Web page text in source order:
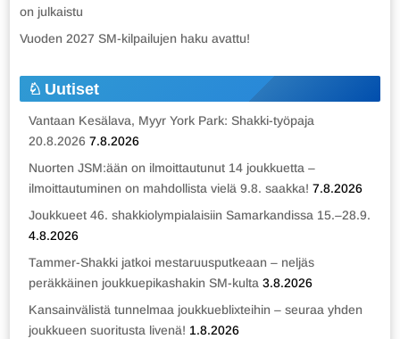
on julkaistu
Vuoden 2027 SM-kilpailujen haku avattu!
Uutiset
Vantaan Kesälava, Myyr York Park: Shakki-työpaja
20.8.2026 7.8.2026
Nuorten JSM:ään on ilmoittautunut 14 joukkuetta –
ilmoittautuminen on mahdollista vielä 9.8. saakka! 7.8.2026
Joukkueet 46. shakkiolympialaisiin Samarkandissa 15.–28.9.
4.8.2026
Tammer-Shakki jatkoi mestaruusputkeaan – neljäs
peräkkäinen joukkuepikashakin SM-kulta 3.8.2026
Kansainvälistä tunnelmaa joukkueblixteihin – seuraa yhden
joukkueen suoritusta livenä! 1.8.2026